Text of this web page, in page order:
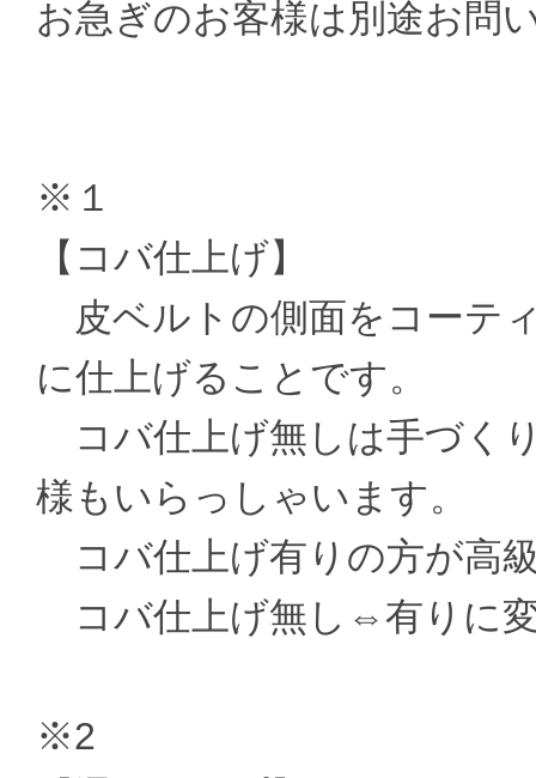
お急ぎのお客様は別途お問
※１
【コバ仕上げ】
皮ベルトの側面をコーテ
に仕上げることです。
コバ仕上げ無しは手づく
様もいらっしゃいます。
コバ仕上げ有りの方が高
コバ仕上げ無し⇔有りに
※2